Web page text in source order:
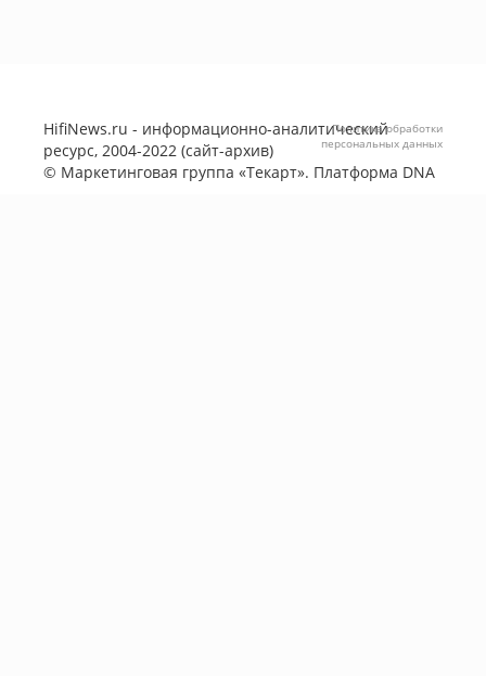
HifiNews.ru - информационно-аналитический
ресурс, 2004-2022 (сайт-архив)
© Маркетинговая группа «Текарт». Платформа DNA
Политика обработки
персональных данных